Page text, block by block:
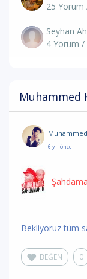
25 Yorum
Seyhan
4 Yorum /
Muhammed
6 yıl önce
Bekliyoruz tüm
BEĞEN 0